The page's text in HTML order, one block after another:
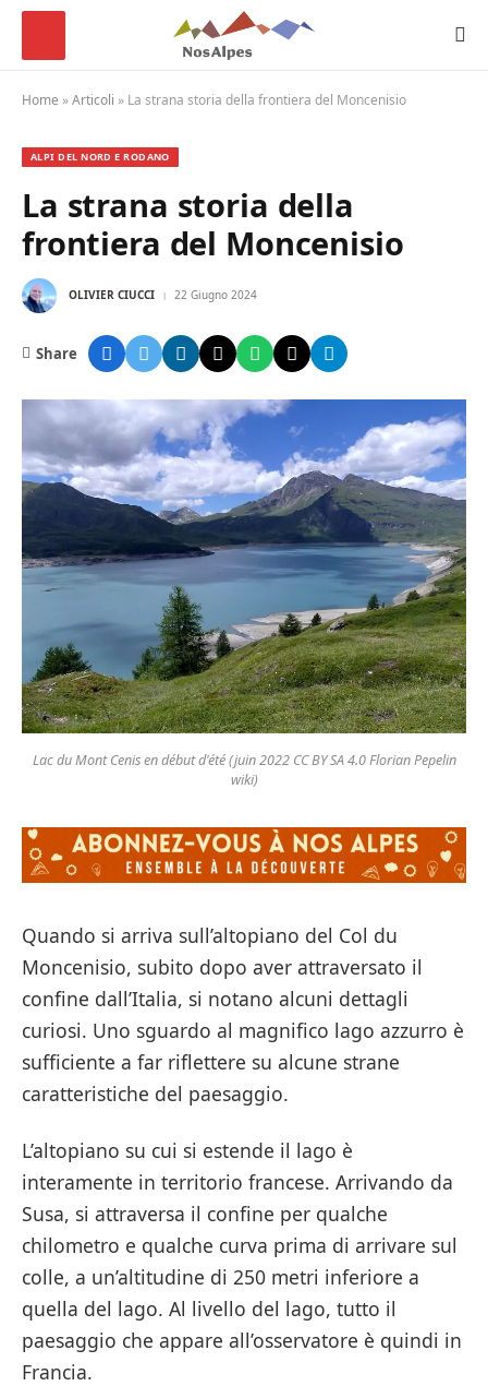
Home »Articoli » La strana storia della frontiera del Moncenisio
ALPI DEL NORD E RODANO
La strana storia della
frontiera del Moncenisio
OLIVIER CIUCCI 22 Giugno 2024
Share
Lac du Mont Cenis en début d'été (juin 2022 CC BY SA 4.0 Florian Pepelin
wiki)
Quando si arriva sull’altopiano del Col du
Moncenisio, subito dopo aver attraversato il
confine dall’Italia, si notano alcuni dettagli
curiosi. Uno sguardo al magnifico lago azzurro è
sufficiente a far riflettere su alcune strane
caratteristiche del paesaggio.
L’altopiano su cui si estende il lago è
interamente in territorio francese. Arrivando da
Susa, si attraversa il confine per qualche
chilometro e qualche curva prima di arrivare sul
colle, a un’altitudine di 250 metri inferiore a
quella del lago. Al livello del lago, tutto il
paesaggio che appare all’osservatore è quindi in
Francia.